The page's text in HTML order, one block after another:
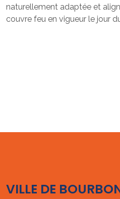
naturellement adaptée et
couvre feu en vigueur le jour
VILLE DE